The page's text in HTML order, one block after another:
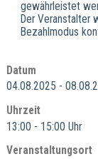
gewährleistet
Der Veranstalter
Bezahlmodus
Datum
04.08.2025 -
Uhrzeit
13:00 - 15:00 Uhr
Veranstaltungsort